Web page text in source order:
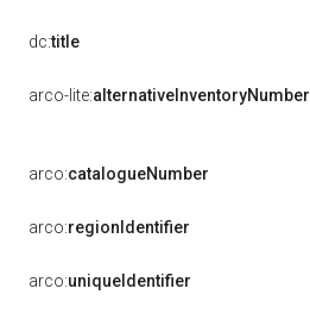
dc:title
arco-lite:alternativeInventoryNumber
arco:catalogueNumber
arco:regionIdentifier
arco:uniqueIdentifier